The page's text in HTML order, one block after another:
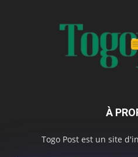
À
Togo Post est un site